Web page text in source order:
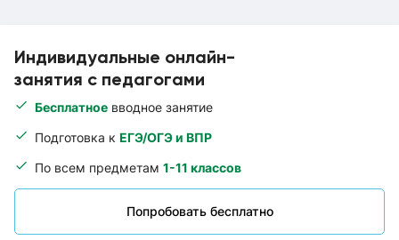
Индивидуальные онлайн-
занятия с педагогами
Бесплатное вводное занятие
Подготовка к ЕГЭ/ОГЭ и ВПР
По всем предметам 1-11 классов
Попробовать бесплатно